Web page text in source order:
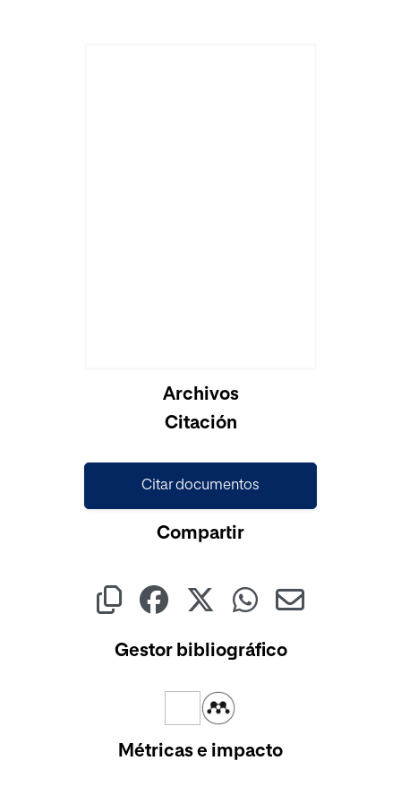
Archivos
Citación
Citar documentos
Compartir
Gestor bibliográfico
Métricas e impacto